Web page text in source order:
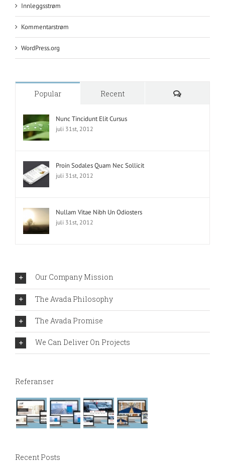
Innleggsstrøm
Kommentarstrøm
WordPress.org
Popular Recent
Nunc Tincidunt Elit Cursus
juli 31st, 2012
Proin Sodales Quam Nec Sollicit
juli 31st, 2012
Nullam Vitae Nibh Un Odiosters
juli 31st, 2012
Our Company Mission
The Avada Philosophy
The Avada Promise
We Can Deliver On Projects
Referanser
Recent Posts